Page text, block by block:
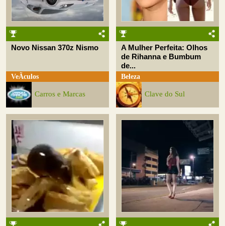
Novo Nissan 370z Nismo
VeÃ­culos
Carros e Marcas
A Mulher Perfeita: Olhos
de Rihanna e Bumbum
de...
Beleza
Clave do Sul